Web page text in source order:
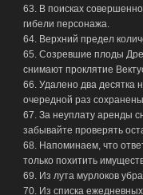
63. В поисках
гибели персонажа.
64. Верхний предел
65. Созревшие плоды
снимают проклятие
66. Удалено два десятка
очередной раз
67. За неуплату аренды
забывайте проверять
68. Напоминаем, что
только похитить
69. Из лута мурлоков
70. Из списка